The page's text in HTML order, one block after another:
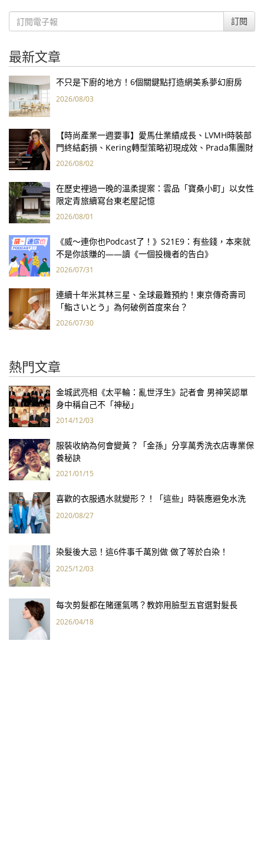
訂閱
最新文章
不只是下廚的地方！6個關鍵點打造網美系夢幻廚房
2026/08/03
【時尚產業一週要事】愛馬仕業績成長、LVMH時裝部
門終結虧損、Kering轉型策略初現成效、Prada集團財
報亮眼
2026/08/02
在歷史裡過一晚的溫柔提案：雲品「寶桑小町」以女性
限定青旅續寫台東老屋記憶
2026/08/01
《威～連你也Podcast了！》S21E9：有些錢，本來就
不是你該賺的——讀《一個投機者的告白》
2026/07/31
連續十年米其林三星、全球最難預約！東京傳奇壽司
「鮨さいとう」為何破例首度來台？
2026/07/30
熱門文章
金城武亮相《太平輪：亂世浮生》記者會 男神笑認單
身中稱自己不「神秘」
2014/12/03
服裝收納為何會變黃？「金孫」分享萬秀洗衣店專業保
養秘訣
2021/01/15
喜歡的衣服遇水就變形？！「這些」時裝應避免水洗
2020/08/27
染髮後大忌！這6件事千萬別做 做了等於白染！
2025/12/03
每次剪髮都在賭運氣嗎？教妳用臉型五官選對髮長
2026/04/18